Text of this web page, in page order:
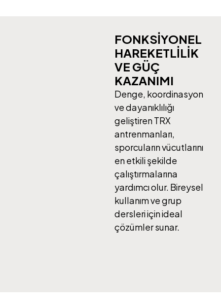
FONKSİYONEL
HAREKETLİLİK
VE GÜÇ
KAZANIMI
Denge, koordinasyon
ve dayanıklılığı
geliştiren TRX
antrenmanları,
sporcuların vücutlarını
en etkili şekilde
çalıştırmalarına
yardımcı olur. Bireysel
kullanım ve grup
dersleri için ideal
çözümler sunar.